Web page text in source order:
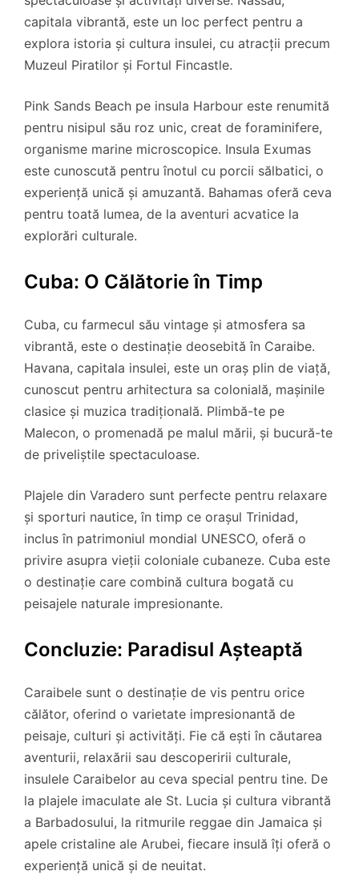
capitala vibrantă, este un loc perfect pentru a
explora istoria și cultura insulei, cu atracții precum
Muzeul Piratilor și Fortul Fincastle.
Pink Sands Beach pe insula Harbour este renumită
pentru nisipul său roz unic, creat de foraminifere,
organisme marine microscopice. Insula Exumas
este cunoscută pentru înotul cu porcii sălbatici, o
experiență unică și amuzantă. Bahamas oferă ceva
pentru toată lumea, de la aventuri acvatice la
explorări culturale.
Cuba: O Călătorie în Timp
Cuba, cu farmecul său vintage și atmosfera sa
vibrantă, este o destinație deosebită în Caraibe.
Havana, capitala insulei, este un oraș plin de viață,
cunoscut pentru arhitectura sa colonială, mașinile
clasice și muzica tradițională. Plimbă-te pe
Malecon, o promenadă pe malul mării, și bucură-te
de priveliștile spectaculoase.
Plajele din Varadero sunt perfecte pentru relaxare
și sporturi nautice, în timp ce orașul Trinidad,
inclus în patrimoniul mondial UNESCO, oferă o
privire asupra vieții coloniale cubaneze. Cuba este
o destinație care combină cultura bogată cu
peisajele naturale impresionante.
Concluzie: Paradisul Așteaptă
Caraibele sunt o destinație de vis pentru orice
călător, oferind o varietate impresionantă de
peisaje, culturi și activități. Fie că ești în căutarea
aventurii, relaxării sau descoperirii culturale,
insulele Caraibelor au ceva special pentru tine. De
la plajele imaculate ale St. Lucia și cultura vibrantă
a Barbadosului, la ritmurile reggae din Jamaica și
apele cristaline ale Arubei, fiecare insulă îți oferă o
experiență unică și de neuitat.